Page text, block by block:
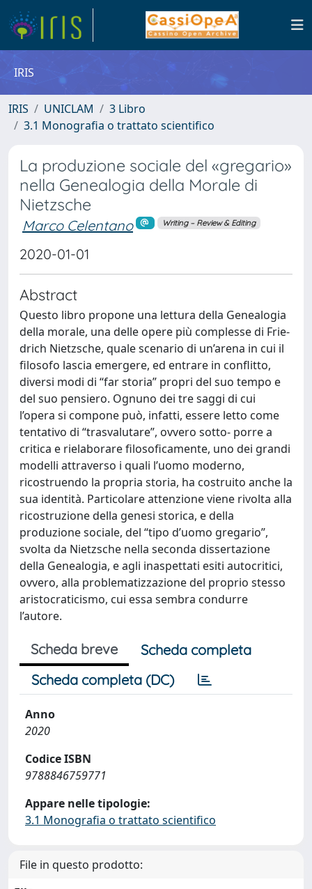
IRIS
IRIS UNICLAM
3 Libro
3.1 Monografia o trattato scientifico
La produzione sociale del «gregario»
nella Genealogia della Morale di
Nietzsche
Marco Celentano Writing – Review & Editing
2020-01-01
Abstract
Questo libro propone una lettura della Genealogia
della morale, una delle opere più complesse di Frie-
drich Nietzsche, quale scenario di un’arena in cui il
filosofo lascia emergere, ed entrare in conflitto,
diversi modi di “far storia” propri del suo tempo e
del suo pensiero. Ognuno dei tre saggi di cui
l’opera si compone può, infatti, essere letto come
tentativo di “trasvalutare”, ovvero sotto- porre a
critica e rielaborare filosoficamente, uno dei grandi
modelli attraverso i quali l’uomo moderno,
ricostruendo la propria storia, ha costruito anche la
sua identità. Particolare attenzione viene rivolta alla
ricostruzione della genesi storica, e della
produzione sociale, del “tipo d’uomo gregario”,
svolta da Nietzsche nella seconda dissertazione
della Genealogia, e agli inaspettati esiti autocritici,
ovvero, alla problematizzazione del proprio stesso
aristocraticismo, cui essa sembra condurre
l’autore.
Scheda breve
Scheda completa
Scheda completa (DC)
Anno
2020
Codice ISBN
9788846759771
Appare nelle tipologie:
3.1 Monografia o trattato scientifico
File in questo prodotto: